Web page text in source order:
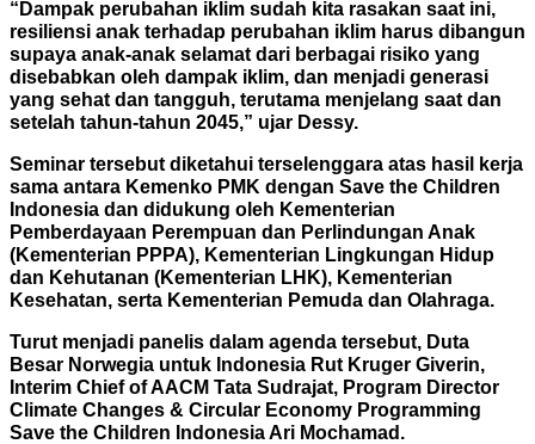
“Dampak perubahan iklim sudah kita rasakan saat ini,
resiliensi anak terhadap perubahan iklim harus dibangun
supaya anak-anak selamat dari berbagai risiko yang
disebabkan oleh dampak iklim, dan menjadi generasi
yang sehat dan tangguh, terutama menjelang saat dan
setelah tahun-tahun 2045,” ujar Dessy.
Seminar tersebut diketahui terselenggara atas hasil kerja
sama antara Kemenko PMK dengan Save the Children
Indonesia dan didukung oleh Kementerian
Pemberdayaan Perempuan dan Perlindungan Anak
(Kementerian PPPA), Kementerian Lingkungan Hidup
dan Kehutanan (Kementerian LHK), Kementerian
Kesehatan, serta Kementerian Pemuda dan Olahraga.
Turut menjadi panelis dalam agenda tersebut, Duta
Besar Norwegia untuk Indonesia Rut Kruger Giverin,
Interim Chief of AACM Tata Sudrajat, Program Director
Climate Changes & Circular Economy Programming
Save the Children Indonesia Ari Mochamad.